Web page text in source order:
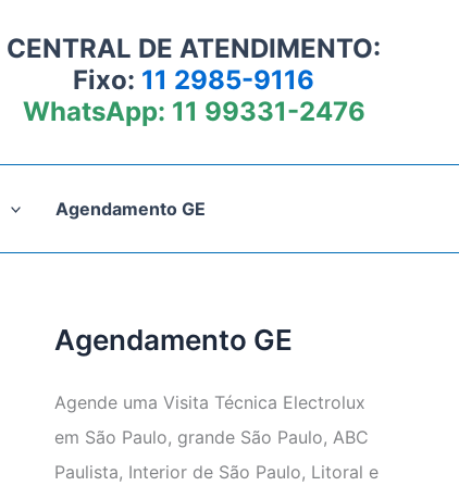
CENTRAL DE ATENDIMENTO:
Fixo: 11 2985-9116
WhatsApp: 11 99331-2476
Agendamento GE
Agendamento GE
Agende uma Visita Técnica Electrolux
em São Paulo, grande São Paulo, ABC
Paulista, Interior de São Paulo, Litoral e